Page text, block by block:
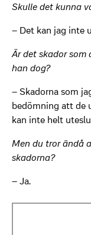
Skulle det kunna
– Det kan jag inte
Är det skador
han dog?
– Skadorna som
bedömning att de
kan inte helt
Men du tror ändå
skadorna?
– Ja.